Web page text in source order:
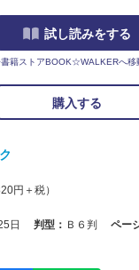
試し読みをする
籍ストアBOOK☆WALKERへ移
購入する
円＋税）
日 判型： Ｂ６判 ペー